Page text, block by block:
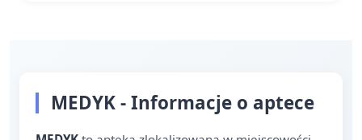
MEDYK - Informacje o aptece